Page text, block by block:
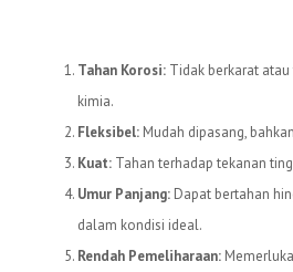
Tahan Korosi: Tidak berkarat
kimia.
Fleksibel: Mudah dipasang,
Kuat: Tahan terhadap tekanan
Umur Panjang: Dapat bertahan
dalam kondisi ideal.
Rendah Pemeliharaan: